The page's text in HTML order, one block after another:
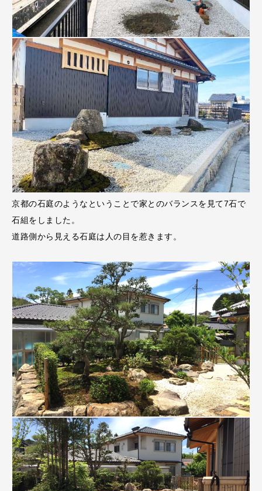
京都の石庭のようなということで家とのバランスを見て7石で
石組をしました。
道路側から見える石庭は人の目を惹きます。